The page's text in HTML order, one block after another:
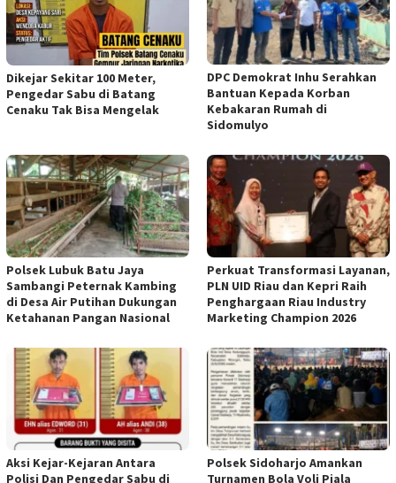
Dikejar Sekitar 100 Meter,
Pengedar Sabu di Batang
Cenaku Tak Bisa Mengelak
DPC Demokrat Inhu Serahkan
Bantuan Kepada Korban
Kebakaran Rumah di
Sidomulyo
Polsek Lubuk Batu Jaya
Sambangi Peternak Kambing
di Desa Air Putihan Dukungan
Ketahanan Pangan Nasional
Perkuat Transformasi Layanan,
PLN UID Riau dan Kepri Raih
Penghargaan Riau Industry
Marketing Champion 2026
Aksi Kejar-Kejaran Antara
Polisi Dan Pengedar Sabu di
Polsek Sidoharjo Amankan
Turnamen Bola Voli Piala